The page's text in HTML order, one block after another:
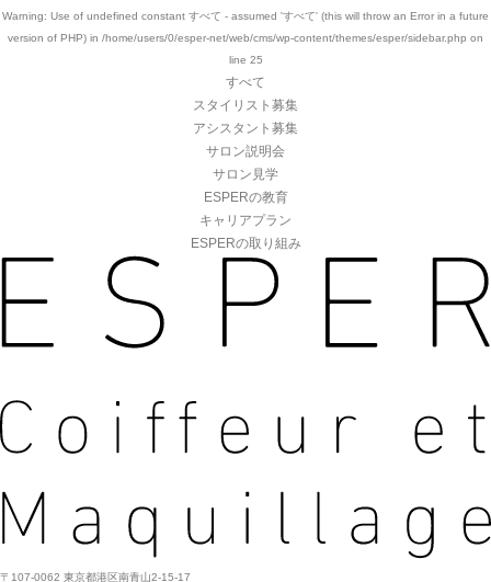
Warning: Use of undefined constant すべて - assumed 'すべて' (this will throw an Error in a future
version of PHP) in /home/users/0/esper-net/web/cms/wp-content/themes/esper/sidebar.php on
line 25
すべて
スタイリスト募集
アシスタント募集
サロン説明会
サロン見学
ESPERの教育
キャリアプラン
ESPERの取り組み
〒107-0062 東京都港区南青山2-15-17